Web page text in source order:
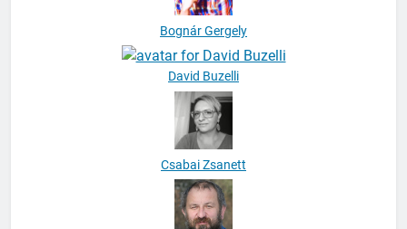
Bognár Gergely
David Buzelli
Csabai Zsanett